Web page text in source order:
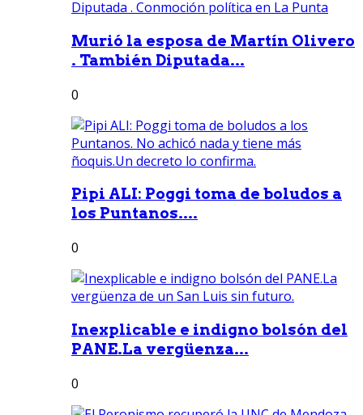
Murió la esposa de Martín Olivero
. También Diputada...
0
Pipi ALI: Poggi toma de boludos a
los Puntanos....
0
Inexplicable e indigno bolsón del
PANE.La vergüenza...
0